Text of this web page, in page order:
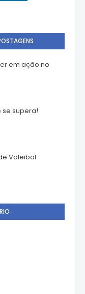
em ação no
se supera!
Voleibol